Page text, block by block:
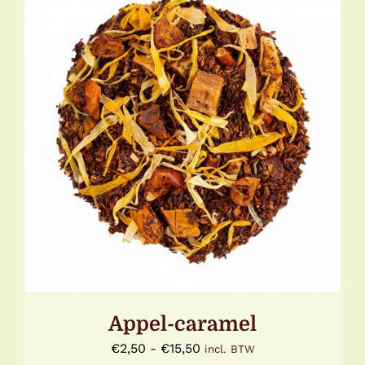
OPTIES SELECTEREN DIT
PRODUCT
HEEFT
MEERDERE
VARIATIES.
DEZE
OPTIE
KAN
GEKOZEN
OP
PRODUCTPAGINA
/ DETAILS
Appel-caramel
€2,50 - €15,50Prijsklasse:
incl. BTW